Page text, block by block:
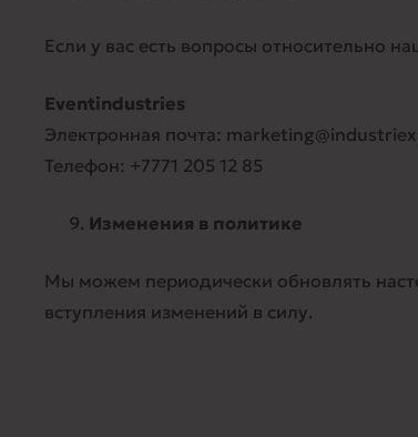
Если у вас есть вопросы относительно
Eventindustries
Электронная почта:
Телефон: +7771 205 12 85
Изменения в политике
Мы можем периодически обновлять
вступления изменений в силу.